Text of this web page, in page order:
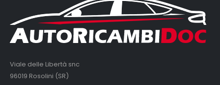
Viale delle Libertà snc
96019 Rosolini (SR)